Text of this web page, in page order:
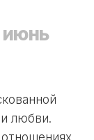
июнь
любви.